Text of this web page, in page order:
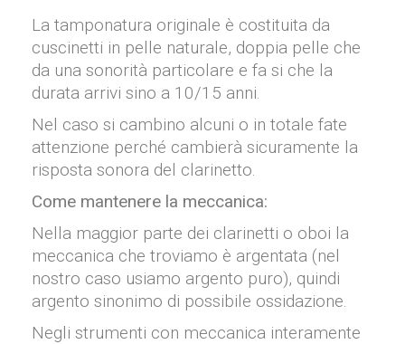
La tamponatura originale è costituita da
cuscinetti in pelle naturale, doppia pelle che
da una sonorità particolare e fa si che la
durata arrivi sino a 10/15 anni.
Nel caso si cambino alcuni o in totale fate
attenzione perché cambierà sicuramente la
risposta sonora del clarinetto.
Come mantenere la meccanica:
Nella maggior parte dei clarinetti o oboi la
meccanica che troviamo è argentata (nel
nostro caso usiamo argento puro), quindi
argento sinonimo di possibile ossidazione.
Negli strumenti con meccanica interamente